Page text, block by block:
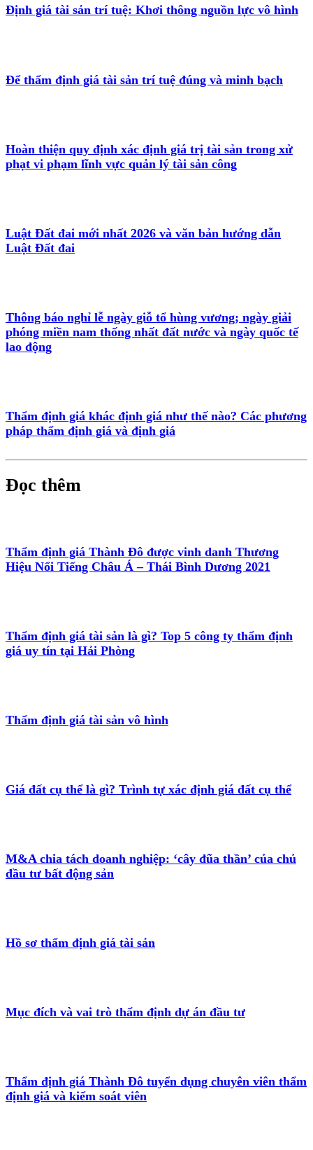
Định giá tài sản trí tuệ: Khơi thông nguồn lực vô hình
Để thẩm định giá tài sản trí tuệ đúng và minh bạch
Hoàn thiện quy định xác định giá trị tài sản trong xử
phạt vi phạm lĩnh vực quản lý tài sản công
Luật Đất đai mới nhất 2026 và văn bản hướng dẫn
Luật Đất đai
Thông báo nghỉ lễ ngày giỗ tổ hùng vương; ngày giải
phóng miền nam thống nhất đất nước và ngày quốc tế
lao động
Thẩm định giá khác định giá như thế nào? Các phương
pháp thẩm định giá và định giá
Đọc thêm
Thẩm định giá Thành Đô được vinh danh Thương
Hiệu Nổi Tiếng Châu Á – Thái Bình Dương 2021
Thẩm định giá tài sản là gì? Top 5 công ty thẩm định
giá uy tín tại Hải Phòng
Thẩm định giá tài sản vô hình
Giá đất cụ thể là gì? Trình tự xác định giá đất cụ thể
M&A chia tách doanh nghiệp: ‘cây đũa thần’ của chủ
đầu tư bất động sản
Hồ sơ thẩm định giá tài sản
Mục đích và vai trò thẩm định dự án đầu tư
Thẩm định giá Thành Đô tuyển dụng chuyên viên thẩm
định giá và kiểm soát viên